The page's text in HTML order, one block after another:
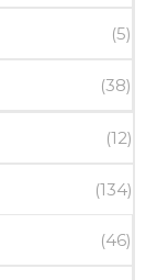
(5)
(38)
(12)
(134)
(46)